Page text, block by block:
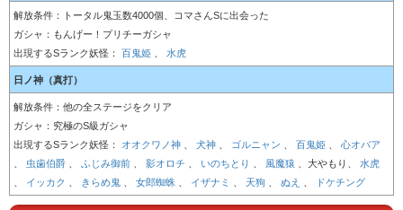
解放条件：トータル鬼玉数4000個、コマさんSに出会った
ガシャ：もんげー！プリチーガシャ
出現するSランク妖怪：
百鬼姫 水虎
日ノ神 （真打）
解放条件：他の全ステージをクリア
ガシャ：究極のS級ガシャ
出現するSランク妖怪：
オオクワノ神 犬神 ゴルニャン 百鬼姫
心オバア
虫歯伯爵 ふじみ御前 影オロチ いのちとり 風魔猿 大やもり
水虎
イッカク きらめ鬼 女郎蜘蛛 イザナミ 天狗 ぬえ ドケチング